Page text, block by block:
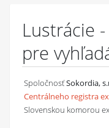
Lustrácie
pre
SpoločnosťSokordia,
Centrálneho registra
Slovenskou komorou